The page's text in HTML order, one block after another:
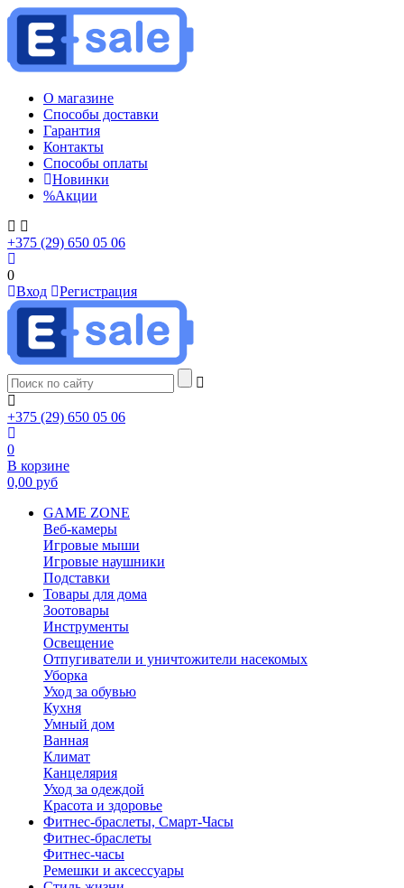
О магазине
Способы доставки
Гарантия
Контакты
Способы оплаты
Новинки
%Акции
+375 (29) 650 05 06
0
Вход
Регистрация
+375 (29) 650 05 06
0
В корзине
0,00 руб
GAME ZONE
Веб-камеры
Игровые мыши
Игровые наушники
Подставки
Товары для дома
Зоотовары
Инструменты
Освещение
Отпугиватели и уничтожители насекомых
Уборка
Уход за обувью
Кухня
Умный дом
Ванная
Климат
Канцелярия
Уход за одеждой
Красота и здоровье
Фитнес-браслеты, Смарт-Часы
Фитнес-браслеты
Фитнес-часы
Ремешки и аксессуары